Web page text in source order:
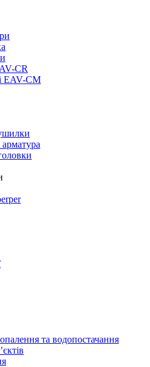
CR
EAV-CM
арматура
та водопостачання